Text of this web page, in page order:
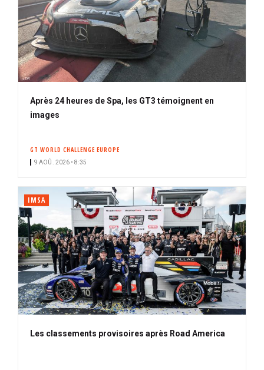
Après 24 heures de Spa, les GT3 témoignent en
images
GT WORLD CHALLENGE EUROPE
9 AOÛ. 2026 • 8:35
IMSA
Les classements provisoires après Road America